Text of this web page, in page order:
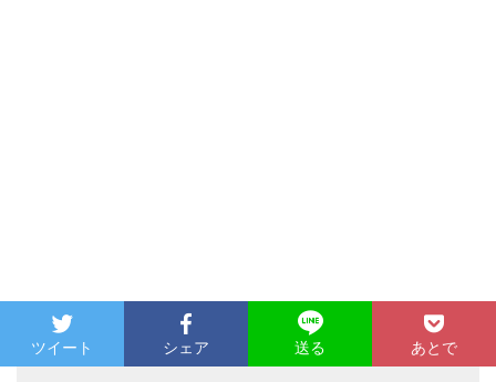
ツイート シェア 送る あとで